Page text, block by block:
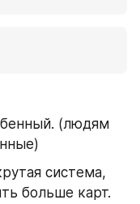
(людям
система,
больше карт.